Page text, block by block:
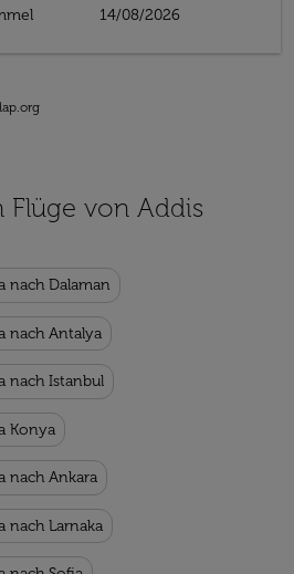
14/08/2026
Flüge von Addis
nach Dalaman
nach Antalya
nach Istanbul
Konya
nach Ankara
nach Larnaka